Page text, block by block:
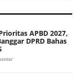
APBD 2027,
DPRD Bahas